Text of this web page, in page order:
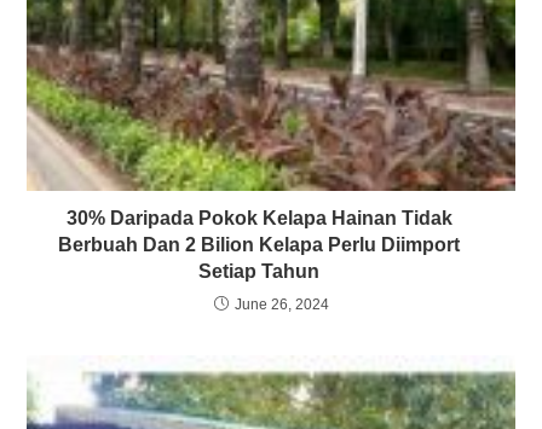
30% Daripada Pokok Kelapa Hainan Tidak
Berbuah Dan 2 Bilion Kelapa Perlu Diimport
Setiap Tahun
June 26, 2024